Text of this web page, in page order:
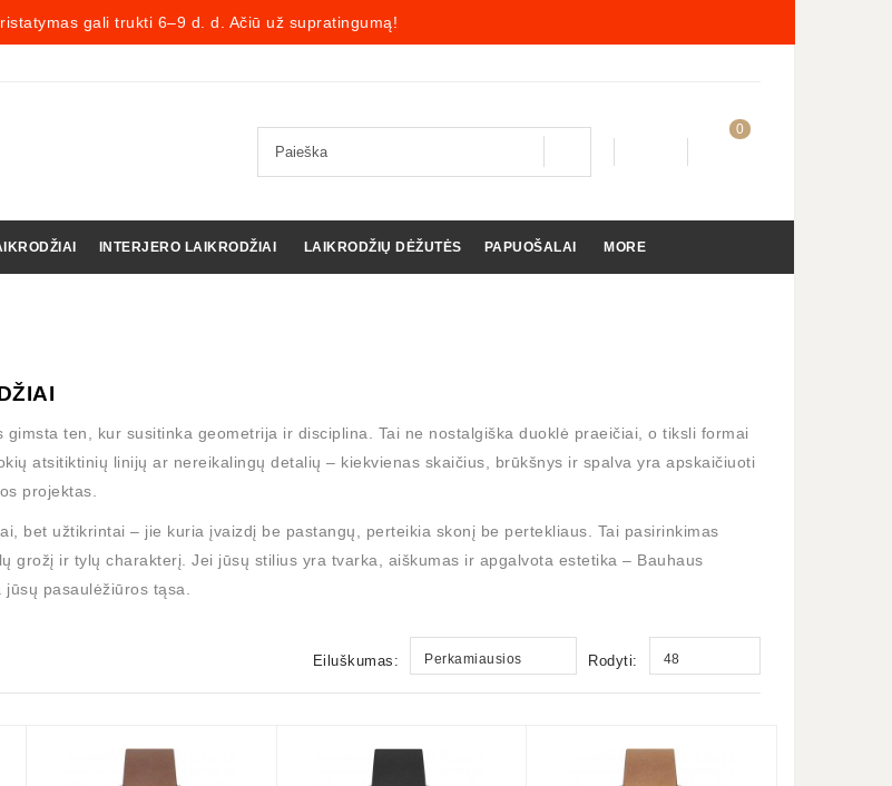
gali trukti 6–9 d. d. Ačiū už supratingumą!
0
INTERJERO LAIKRODŽIAI LAIKRODŽIŲ DĖŽUTĖS PAPUOŠALAI MORE
gimsta ten, kur susitinka geometrija ir disciplina. Tai ne nostalgiška duoklė praeičiai, o tiksli formai
atsitiktinių linijų ar nereikalingų detalių – kiekvienas skaičius, brūkšnys ir spalva yra apskaičiuoti
projektas.
bet užtikrintai – jie kuria įvaizdį be pastangų, perteikia skonį be pertekliaus. Tai pasirinkimas
grožį ir tylų charakterį. Jei jūsų stilius yra tvarka, aiškumas ir apgalvota estetika – Bauhaus
pasaulėžiūros tąsa.
Eiluškumas: Perkamiausios Rodyti: 48